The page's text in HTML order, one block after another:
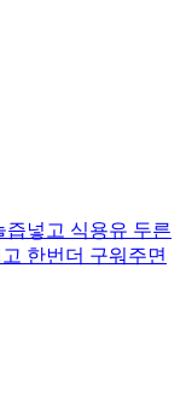
넣고 식용유 두른
한번더 구워주면